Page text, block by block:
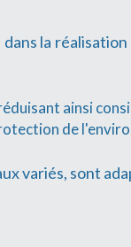
la
ainsi
de
variés, sont